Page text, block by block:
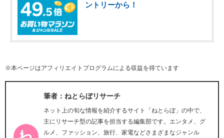
ントリーから！
※本ページはアフィリエイトプログラムによる収益を得ています
筆者：ねとらぼリサーチ
ネット上の旬な情報を紹介するサイト「ねとらぼ」の中で、
主にリサーチ型の記事を担当する編集部です。エンタメ、グ
ルメ、ファッション、旅行、家電などさまざまなジャンル